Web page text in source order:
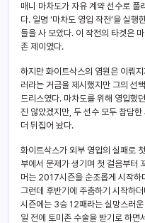
매니 마차도가 자유 계약 선수로 풀
다. 일명 ‘마차도 영입 작전’을 실
들을 사 모았다. 이 작전의 타겟은
존 제이였다.
하지만 화이트삭스의 염원은 이뤄
러라는 거금을 제시했지만 그의 선
드리스였다. 마차도를 위해 영입했
진 않았겠지만, 두 선수 모두 참담
더 뒤집어 놨다.
화이트삭스가 외부 영입의 실패로
부에서 문제가 생기며 첫 걸음부터
머는 2017시즌을 순조롭게 시작하
그런데 후반기에 주춤하기 시작하
시즌에는 3승 12패라는 실망스러
일 전에 토미존 수술을 받기로 하면